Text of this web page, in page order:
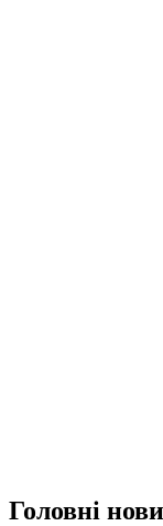
Головні